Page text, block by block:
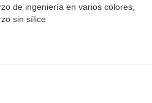
de ingeniería en varios colores,
sin sílice